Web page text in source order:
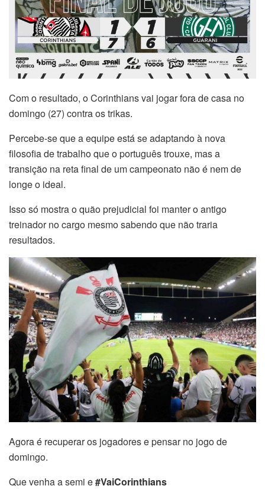
Com o resultado, o Corinthians vai jogar fora de casa no
domingo (27) contra os trikas.
Percebe-se que a equipe está se adaptando à nova
filosofia de trabalho que o português trouxe, mas a
transição na reta final de um campeonato não é nem de
longe o ideal.
Isso só mostra o quão prejudicial foi manter o antigo
treinador no cargo mesmo sabendo que não traria
resultados.
Agora é recuperar os jogadores e pensar no jogo de
domingo.
Que venha a semi e#VaiCorinthians